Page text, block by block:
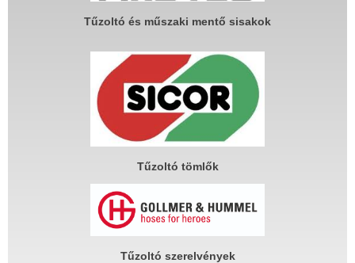
Tűzoltó és műszaki mentő sisakok
Tűzoltó tömlők
Tűzoltó szerelvények